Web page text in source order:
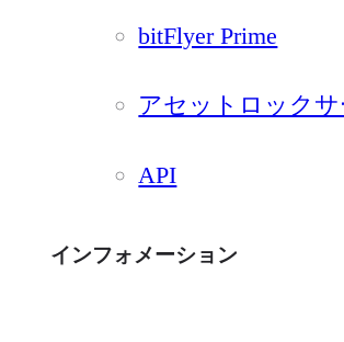
bitFlyer Prime
アセットロックサ
API
インフォメーション